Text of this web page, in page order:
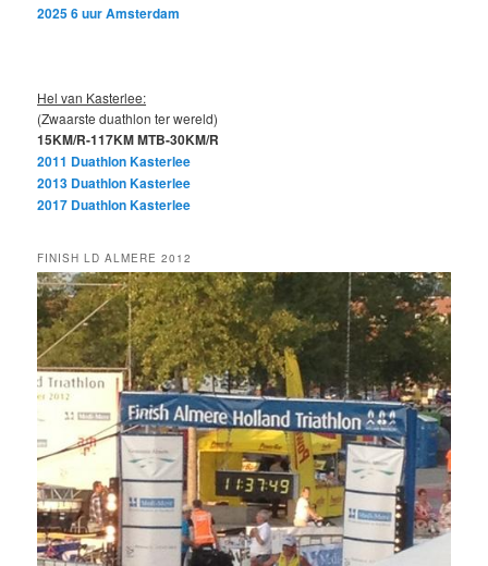
2025 6 uur Amsterdam
Hel van Kasterlee:
(Zwaarste duathlon ter wereld)
15KM/R-117KM MTB-30KM/R
2011 Duathlon Kasterlee
2013 Duathlon Kasterlee
2017 Duathlon Kasterlee
FINISH LD ALMERE 2012